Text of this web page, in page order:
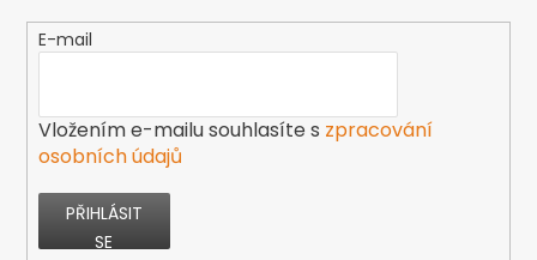
E-mail
Vložením e-mailu souhlasíte s zpracování
osobních údajů
PŘIHLÁSIT
SE